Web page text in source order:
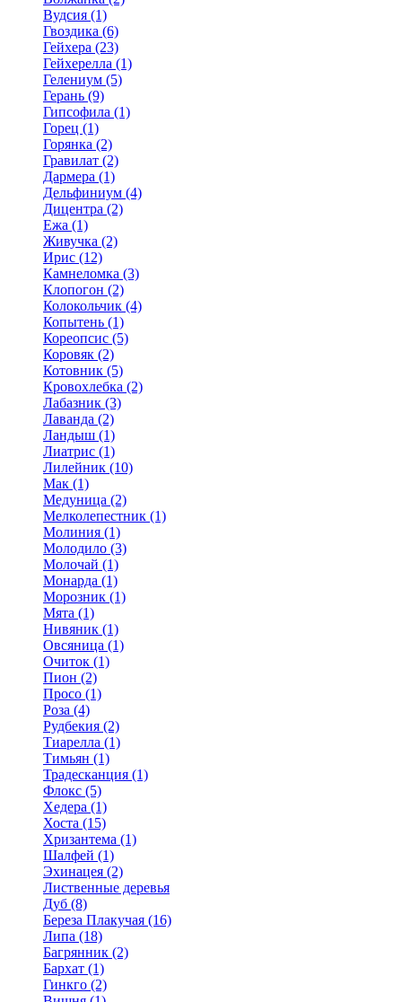
Вудсия (1)
Гвоздика (6)
Гейхера (23)
Гейхерелла (1)
Гелениум (5)
Герань (9)
Гипсофила (1)
Горец (1)
Горянка (2)
Гравилат (2)
Дармера (1)
Дельфиниум (4)
Дицентра (2)
Ежа (1)
Живучка (2)
Ирис (12)
Камнеломка (3)
Клопогон (2)
Колокольчик (4)
Копытень (1)
Кореопсис (5)
Коровяк (2)
Котовник (5)
Кровохлебка (2)
Лабазник (3)
Лаванда (2)
Ландыш (1)
Лиатрис (1)
Лилейник (10)
Мак (1)
Медуница (2)
Мелколепестник (1)
Молиния (1)
Молодило (3)
Молочай (1)
Монарда (1)
Морозник (1)
Мята (1)
Нивяник (1)
Овсяница (1)
Очиток (1)
Пион (2)
Просо (1)
Роза (4)
Рудбекия (2)
Тиарелла (1)
Тимьян (1)
Традесканция (1)
Флокс (5)
Хедера (1)
Хоста (15)
Хризантема (1)
Шалфей (1)
Эхинацея (2)
Лиственные деревья
Дуб (8)
Береза Плакучая (16)
Липа (18)
Багрянник (2)
Бархат (1)
Гинкго (2)